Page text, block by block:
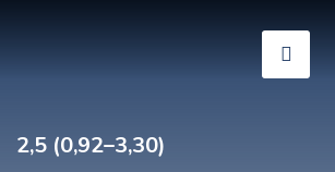
2,5 (0,92–3,30)